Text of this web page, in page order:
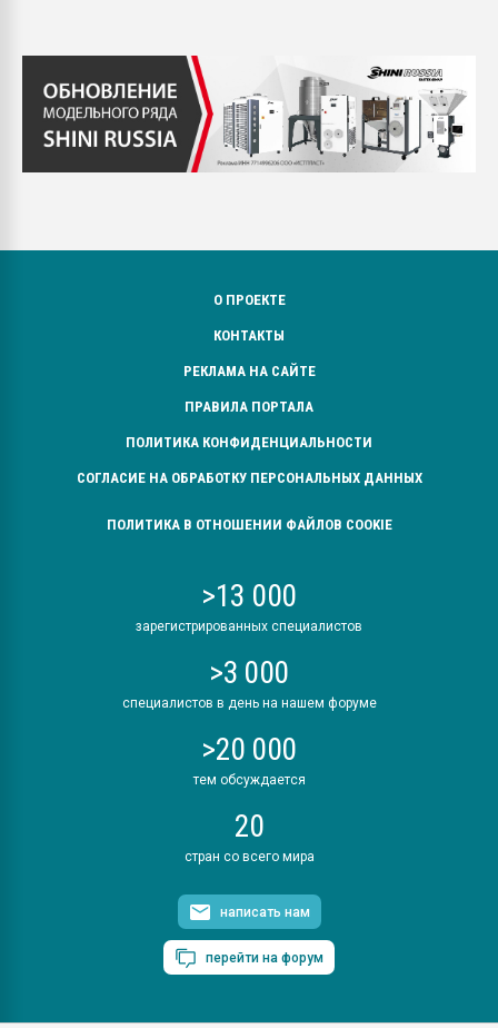
О ПРОЕКТЕ
КОНТАКТЫ
РЕКЛАМА НА САЙТЕ
ПРАВИЛА ПОРТАЛА
ПОЛИТИКА КОНФИДЕНЦИАЛЬНОСТИ
СОГЛАСИЕ НА ОБРАБОТКУ ПЕРСОНАЛЬНЫХ ДАННЫХ
ПОЛИТИКА В ОТНОШЕНИИ ФАЙЛОВ COOKIE
>13 000
зарегистрированных специалистов
>3 000
специалистов в день на нашем форуме
>20 000
тем обсуждается
20
стран со всего мира
написать нам
перейти на форум